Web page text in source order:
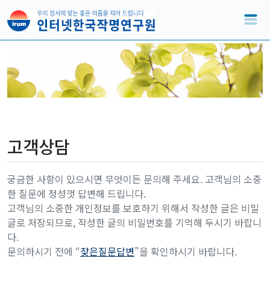
고객상담
궁금한 사항이 있으시면 무엇이든 문의해 주세요. 고객님의 소중
한 질문에 정성껏 답변해 드립니다.
고객님의 소중한 개인정보를 보호하기 위해서 작성한 글은 비밀
글로 저장되므로, 작성한 글의 비밀번호를 기억해 두시기 바랍니
다.
문의하시기 전에 “잦은질문답변”을 확인하시기 바랍니다.